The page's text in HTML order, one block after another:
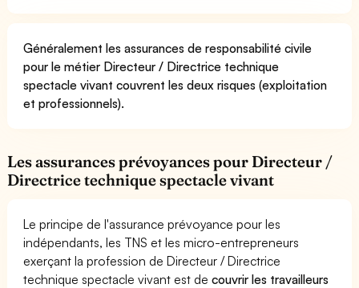
Généralement les assurances de responsabilité civile
pour le métier Directeur / Directrice technique
spectacle vivant couvrent les deux risques (exploitation
et professionnels).
Les assurances prévoyances pour Directeur /
Directrice technique spectacle vivant
Le principe de l'assurance prévoyance pour les
indépendants, les TNS et les micro-entrepreneurs
exerçant la profession de Directeur / Directrice
technique spectacle vivant est decouvrir les travailleurs